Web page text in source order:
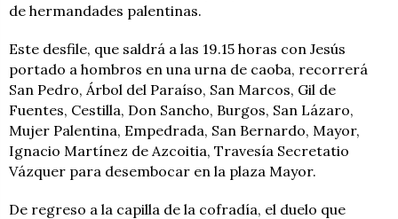
de hermandades palentinas.
Este desfile, que saldrá a las 19.15 horas con Jesús
portado a hombros en una urna de caoba, recorrerá
San Pedro, Árbol del Paraíso, San Marcos, Gil de
Fuentes, Cestilla, Don Sancho, Burgos, San Lázaro,
Mujer Palentina, Empedrada, San Bernardo, Mayor,
Ignacio Martínez de Azcoitia, Travesía Secretatio
Vázquer para desembocar en la plaza Mayor.
De regreso a la capilla de la cofradía, el duelo que